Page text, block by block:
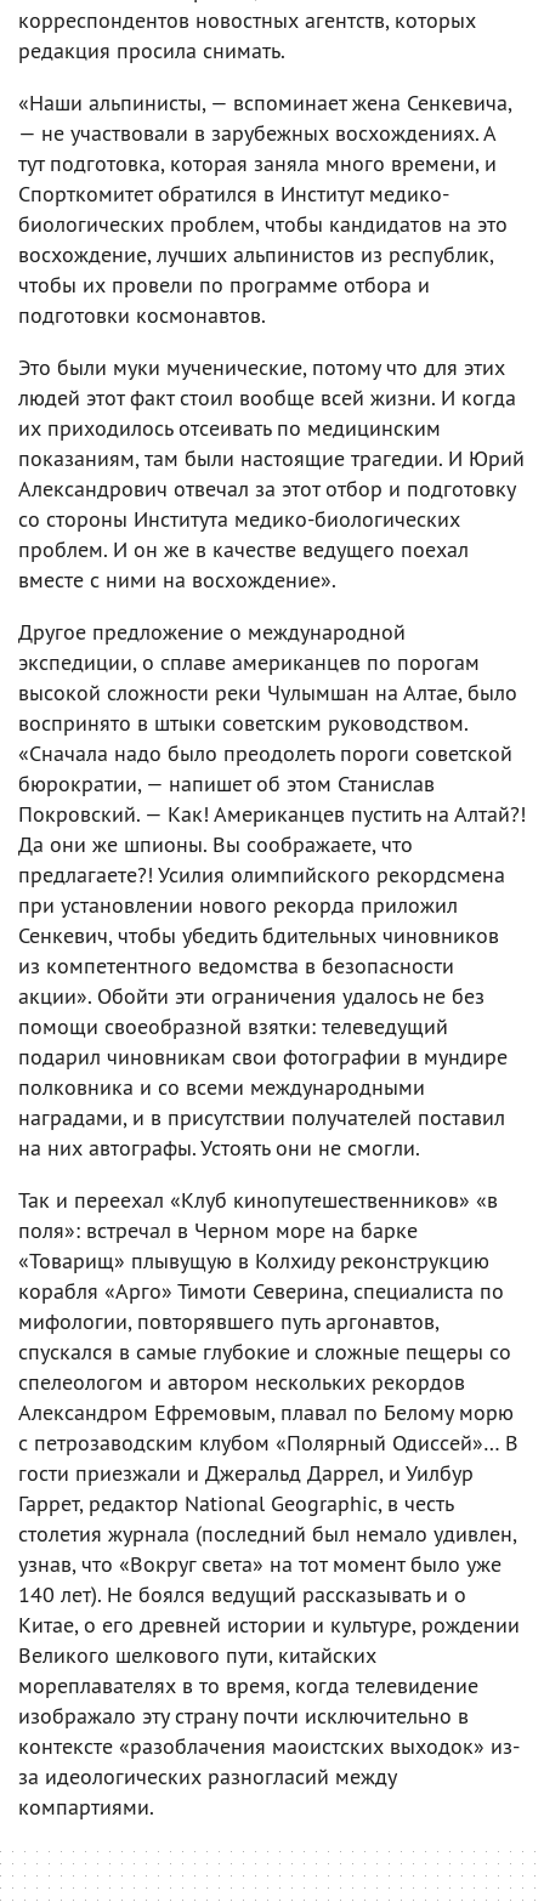
корреспондентов новостных агентств, которых
редакция просила снимать.
«Наши альпинисты, — вспоминает жена Сенкевича,
— не участвовали в зарубежных восхождениях. А
тут подготовка, которая заняла много времени, и
Спорткомитет обратился в Институт медико-
биологических проблем, чтобы кандидатов на это
восхождение, лучших альпинистов из республик,
чтобы их провели по программе отбора и
подготовки космонавтов.
Это были муки мученические, потому что для этих
людей этот факт стоил вообще всей жизни. И когда
их приходилось отсеивать по медицинским
показаниям, там были настоящие трагедии. И Юрий
Александрович отвечал за этот отбор и подготовку
со стороны Института медико-биологических
проблем. И он же в качестве ведущего поехал
вместе с ними на восхождение».
Другое предложение о международной
экспедиции, о сплаве американцев по порогам
высокой сложности реки Чулымшан на Алтае, было
воспринято в штыки советским руководством.
«Сначала надо было преодолеть пороги советской
бюрократии, — напишет об этом Станислав
Покровский. — Как! Американцев пустить на Алтай?!
Да они же шпионы. Вы соображаете, что
предлагаете?! Усилия олимпийского рекордсмена
при установлении нового рекорда приложил
Сенкевич, чтобы убедить бдительных чиновников
из компетентного ведомства в безопасности
акции». Обойти эти ограничения удалось не без
помощи своеобразной взятки: телеведущий
подарил чиновникам свои фотографии в мундире
полковника и со всеми международными
наградами, и в присутствии получателей поставил
на них автографы. Устоять они не смогли.
Так и переехал «Клуб кинопутешественников» «в
поля»: встречал в Черном море на барке
«Товарищ» плывущую в Колхиду реконструкцию
корабля «Арго» Тимоти Северина, специалиста по
мифологии, повторявшего путь аргонавтов,
спускался в самые глубокие и сложные пещеры со
спелеологом и автором нескольких рекордов
Александром Ефремовым, плавал по Белому морю
с петрозаводским клубом «Полярный Одиссей»… В
гости приезжали и Джеральд Даррел, и Уилбур
Гаррет, редактор National Geographic, в честь
столетия журнала (последний был немало удивлен,
узнав, что «Вокруг света» на тот момент было уже
140 лет). Не боялся ведущий рассказывать и о
Китае, о его древней истории и культуре, рождении
Великого шелкового пути, китайских
мореплавателях в то время, когда телевидение
изображало эту страну почти исключительно в
контексте «разоблачения маоистских выходок» из-
за идеологических разногласий между
компартиями.